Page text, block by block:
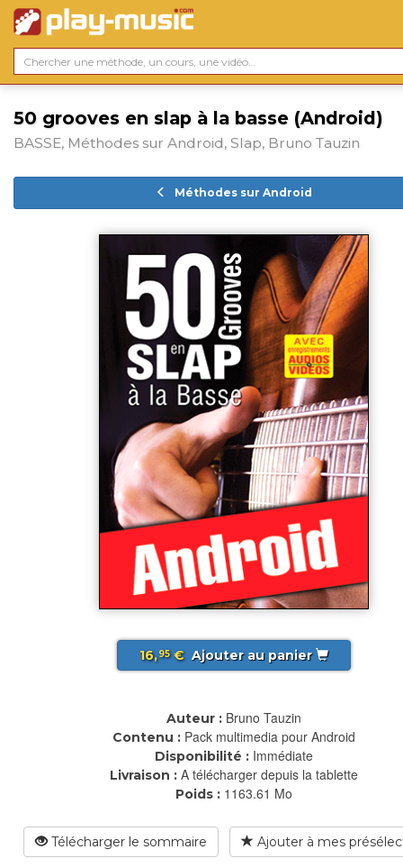
50 grooves en slap à la basse (Android)
BASSE, Méthodes sur Android, Slap, Bruno Tauzin
Méthodes sur Android
16,95€ Ajouter au panier
Auteur : Bruno Tauzin
Contenu : Pack multimedia pour Android
Disponibilité : Immédiate
Livraison : A télécharger depuis la tablette
Poids : 1163.61 Mo
Télécharger le sommaire Ajouter à mes